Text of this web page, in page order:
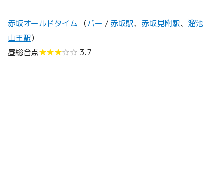
赤坂オールドタイム （バー / 赤坂駅、 赤坂見附駅、 溜池
山王駅）
昼総合点★★★☆☆ 3.7